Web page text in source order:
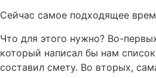
Сейчас самое подходящее
Что для этого нужно? Во-
который написал бы нам
составил смету. Во вторых,